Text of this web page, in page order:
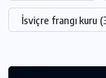
İsviçre frangı kuru